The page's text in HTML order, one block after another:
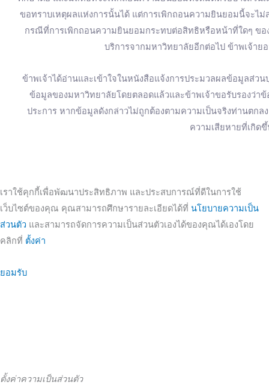
ขอทราบเหตุผลแห่งการนั้นได้ แต่การเพิกถอนความยินยอมนี้จะไ
กรณีที่การเพิกถอนความยินยอมกระทบต่อสิทธิหรือหน้าที่ใดๆ ขอ
บริการจากมหาวิทยาลัยอีกต่อไป ข้าพเจ้า
ข้าพเจ้าได้อ่านและเข้าใจในหนังสือแจ้งการประมวลผลข้อมูลส่
ข้อมูลของมหาวิทยาลัยโดยตลอดแล้วและข้าพเจ้าขอรับรองว่า
ประการ หากข้อมูลดังกล่าวไม่ถูกต้องตามความเป็นจริงท่านตก
ความเสียหายที่เกิด
เราใช้คุกกี้เพื่อพัฒนาประสิทธิภาพ และประสบการณ์ที่ดีในการใช้
เว็บไซต์ของคุณ คุณสามารถศึกษารายละเอียดได้ที่ นโยบายความเป็น
ส่วนตัว และสามารถจัดการความเป็นส่วนตัวเองได้ของคุณได้เองโดย
คลิกที่ ตั้งค่า
ยอมรับ
ตั้งค่าความเป็นส่วนตัว